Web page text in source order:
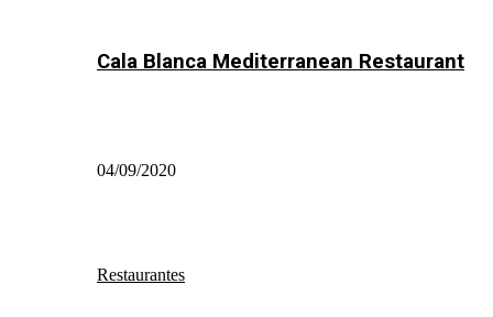
Cala Blanca Mediterranean Restaurant
04/09/2020
Restaurantes